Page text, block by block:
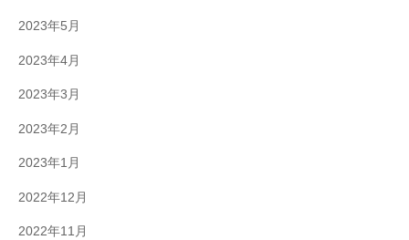
2023年5月
2023年4月
2023年3月
2023年2月
2023年1月
2022年12月
2022年11月